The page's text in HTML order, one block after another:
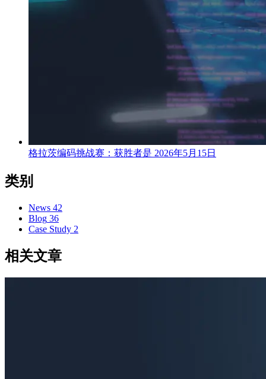
格拉茨编码挑战赛：获胜者是 2026年5月15日
类别
News 42
Blog 36
Case Study 2
相关文章